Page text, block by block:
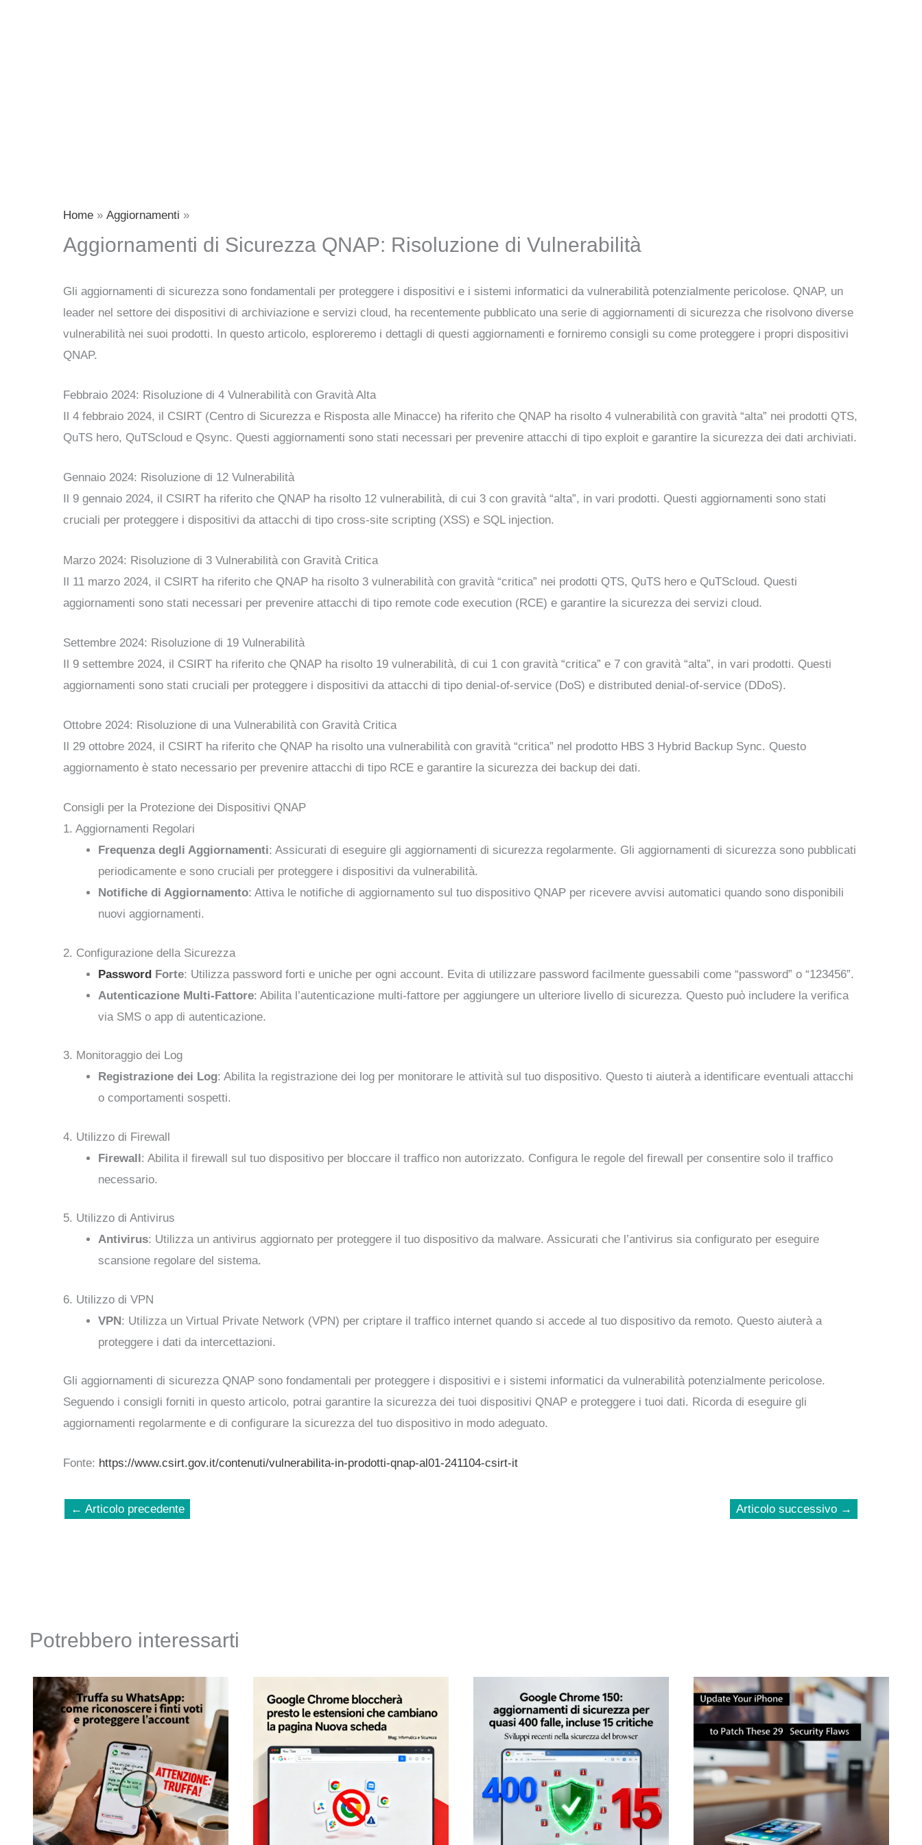
Home Aggiornamenti
Aggiornamenti di Sicurezza QNAP: Risoluzione di Vulnerabilità
Gli aggiornamenti di sicurezza sono fondamentali per proteggere i dispositivi e i sistemi informatici da vulnerabilità potenzialmente pericolose. QNAP, un
leader nel settore dei dispositivi di archiviazione e servizi cloud, ha recentemente pubblicato una serie di aggiornamenti di sicurezza che risolvono diverse
vulnerabilità nei suoi prodotti. In questo articolo, esploreremo i dettagli di questi aggiornamenti e forniremo consigli su come proteggere i propri dispositivi
QNAP.
Febbraio 2024: Risoluzione di 4 Vulnerabilità con Gravità Alta
Il 4 febbraio 2024, il CSIRT (Centro di Sicurezza e Risposta alle Minacce) ha riferito che QNAP ha risolto 4 vulnerabilità con gravità “alta” nei prodotti QTS,
QuTS hero, QuTScloud e Qsync. Questi aggiornamenti sono stati necessari per prevenire attacchi di tipo exploit e garantire la sicurezza dei dati archiviati.
Gennaio 2024: Risoluzione di 12 Vulnerabilità
Il 9 gennaio 2024, il CSIRT ha riferito che QNAP ha risolto 12 vulnerabilità, di cui 3 con gravità “alta”, in vari prodotti. Questi aggiornamenti sono stati
cruciali per proteggere i dispositivi da attacchi di tipo cross-site scripting (XSS) e SQL injection.
Marzo 2024: Risoluzione di 3 Vulnerabilità con Gravità Critica
Il 11 marzo 2024, il CSIRT ha riferito che QNAP ha risolto 3 vulnerabilità con gravità “critica” nei prodotti QTS, QuTS hero e QuTScloud. Questi
aggiornamenti sono stati necessari per prevenire attacchi di tipo remote code execution (RCE) e garantire la sicurezza dei servizi cloud.
Settembre 2024: Risoluzione di 19 Vulnerabilità
Il 9 settembre 2024, il CSIRT ha riferito che QNAP ha risolto 19 vulnerabilità, di cui 1 con gravità “critica” e 7 con gravità “alta”, in vari prodotti. Questi
aggiornamenti sono stati cruciali per proteggere i dispositivi da attacchi di tipo denial-of-service (DoS) e distributed denial-of-service (DDoS).
Ottobre 2024: Risoluzione di una Vulnerabilità con Gravità Critica
Il 29 ottobre 2024, il CSIRT ha riferito che QNAP ha risolto una vulnerabilità con gravità “critica” nel prodotto HBS 3 Hybrid Backup Sync. Questo
aggiornamento è stato necessario per prevenire attacchi di tipo RCE e garantire la sicurezza dei backup dei dati.
Consigli per la Protezione dei Dispositivi QNAP
1. Aggiornamenti Regolari
Frequenza degli Aggiornamenti: Assicurati di eseguire gli aggiornamenti di sicurezza regolarmente. Gli aggiornamenti di sicurezza sono pubblicati
periodicamente e sono cruciali per proteggere i dispositivi da vulnerabilità.
Notifiche di Aggiornamento: Attiva le notifiche di aggiornamento sul tuo dispositivo QNAP per ricevere avvisi automatici quando sono disponibili
nuovi aggiornamenti.
2. Configurazione della Sicurezza
Password Forte: Utilizza password forti e uniche per ogni account. Evita di utilizzare password facilmente guessabili come “password” o “123456”.
Autenticazione Multi-Fattore: Abilita l’autenticazione multi-fattore per aggiungere un ulteriore livello di sicurezza. Questo può includere la verifica
via SMS o app di autenticazione.
3. Monitoraggio dei Log
Registrazione dei Log: Abilita la registrazione dei log per monitorare le attività sul tuo dispositivo. Questo ti aiuterà a identificare eventuali attacchi
o comportamenti sospetti.
4. Utilizzo di Firewall
Firewall: Abilita il firewall sul tuo dispositivo per bloccare il traffico non autorizzato. Configura le regole del firewall per consentire solo il traffico
necessario.
5. Utilizzo di Antivirus
Antivirus: Utilizza un antivirus aggiornato per proteggere il tuo dispositivo da malware. Assicurati che l’antivirus sia configurato per eseguire
scansione regolare del sistema.
6. Utilizzo di VPN
VPN: Utilizza un Virtual Private Network (VPN) per criptare il traffico internet quando si accede al tuo dispositivo da remoto. Questo aiuterà a
proteggere i dati da intercettazioni.
Gli aggiornamenti di sicurezza QNAP sono fondamentali per proteggere i dispositivi e i sistemi informatici da vulnerabilità potenzialmente pericolose.
Seguendo i consigli forniti in questo articolo, potrai garantire la sicurezza dei tuoi dispositivi QNAP e proteggere i tuoi dati. Ricorda di eseguire gli
aggiornamenti regolarmente e di configurare la sicurezza del tuo dispositivo in modo adeguato.
Fonte: https://www.csirt.gov.it/contenuti/vulnerabilita-in-prodotti-qnap-al01-241104-csirt-it
← Articolo precedente Articolo successivo →
Potrebbero interessarti